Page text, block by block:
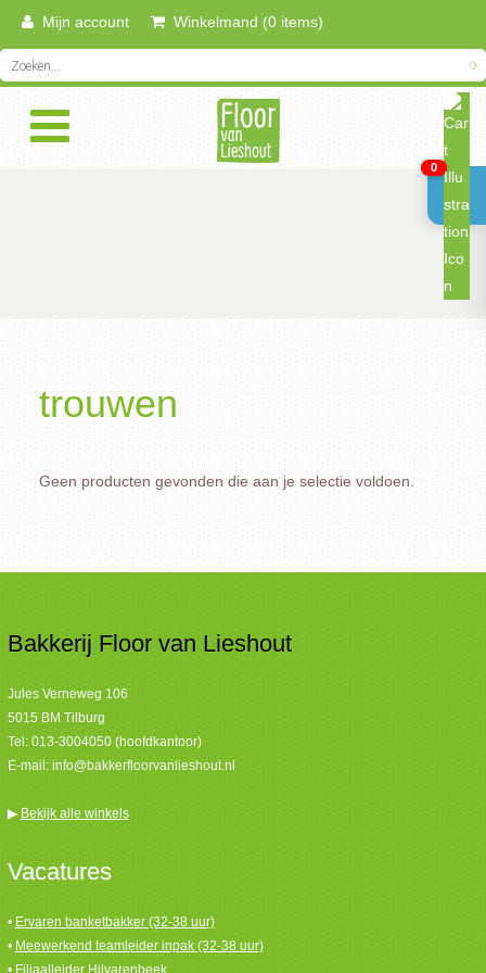
Mijn account Winkelmand (0 items)
trouwen
Geen producten gevonden die aan je selectie voldoen.
Bakkerij Floor van Lieshout
Jules Verneweg 106
5015 BM Tilburg
Tel: 013-3004050 (hoofdkantoor)
E-mail: info@bakkerfloorvanlieshout.nl
▶ Bekijk alle winkels
Vacatures
• Ervaren banketbakker (32-38 uur)
• Meewerkend teamleider inpak (32-38 uur)
0